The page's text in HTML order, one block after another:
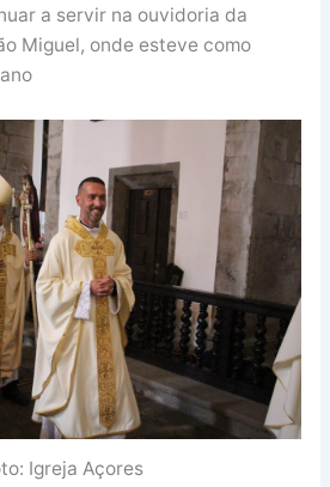
a servir na ouvidoria da
Miguel, onde esteve como
Igreja Açores